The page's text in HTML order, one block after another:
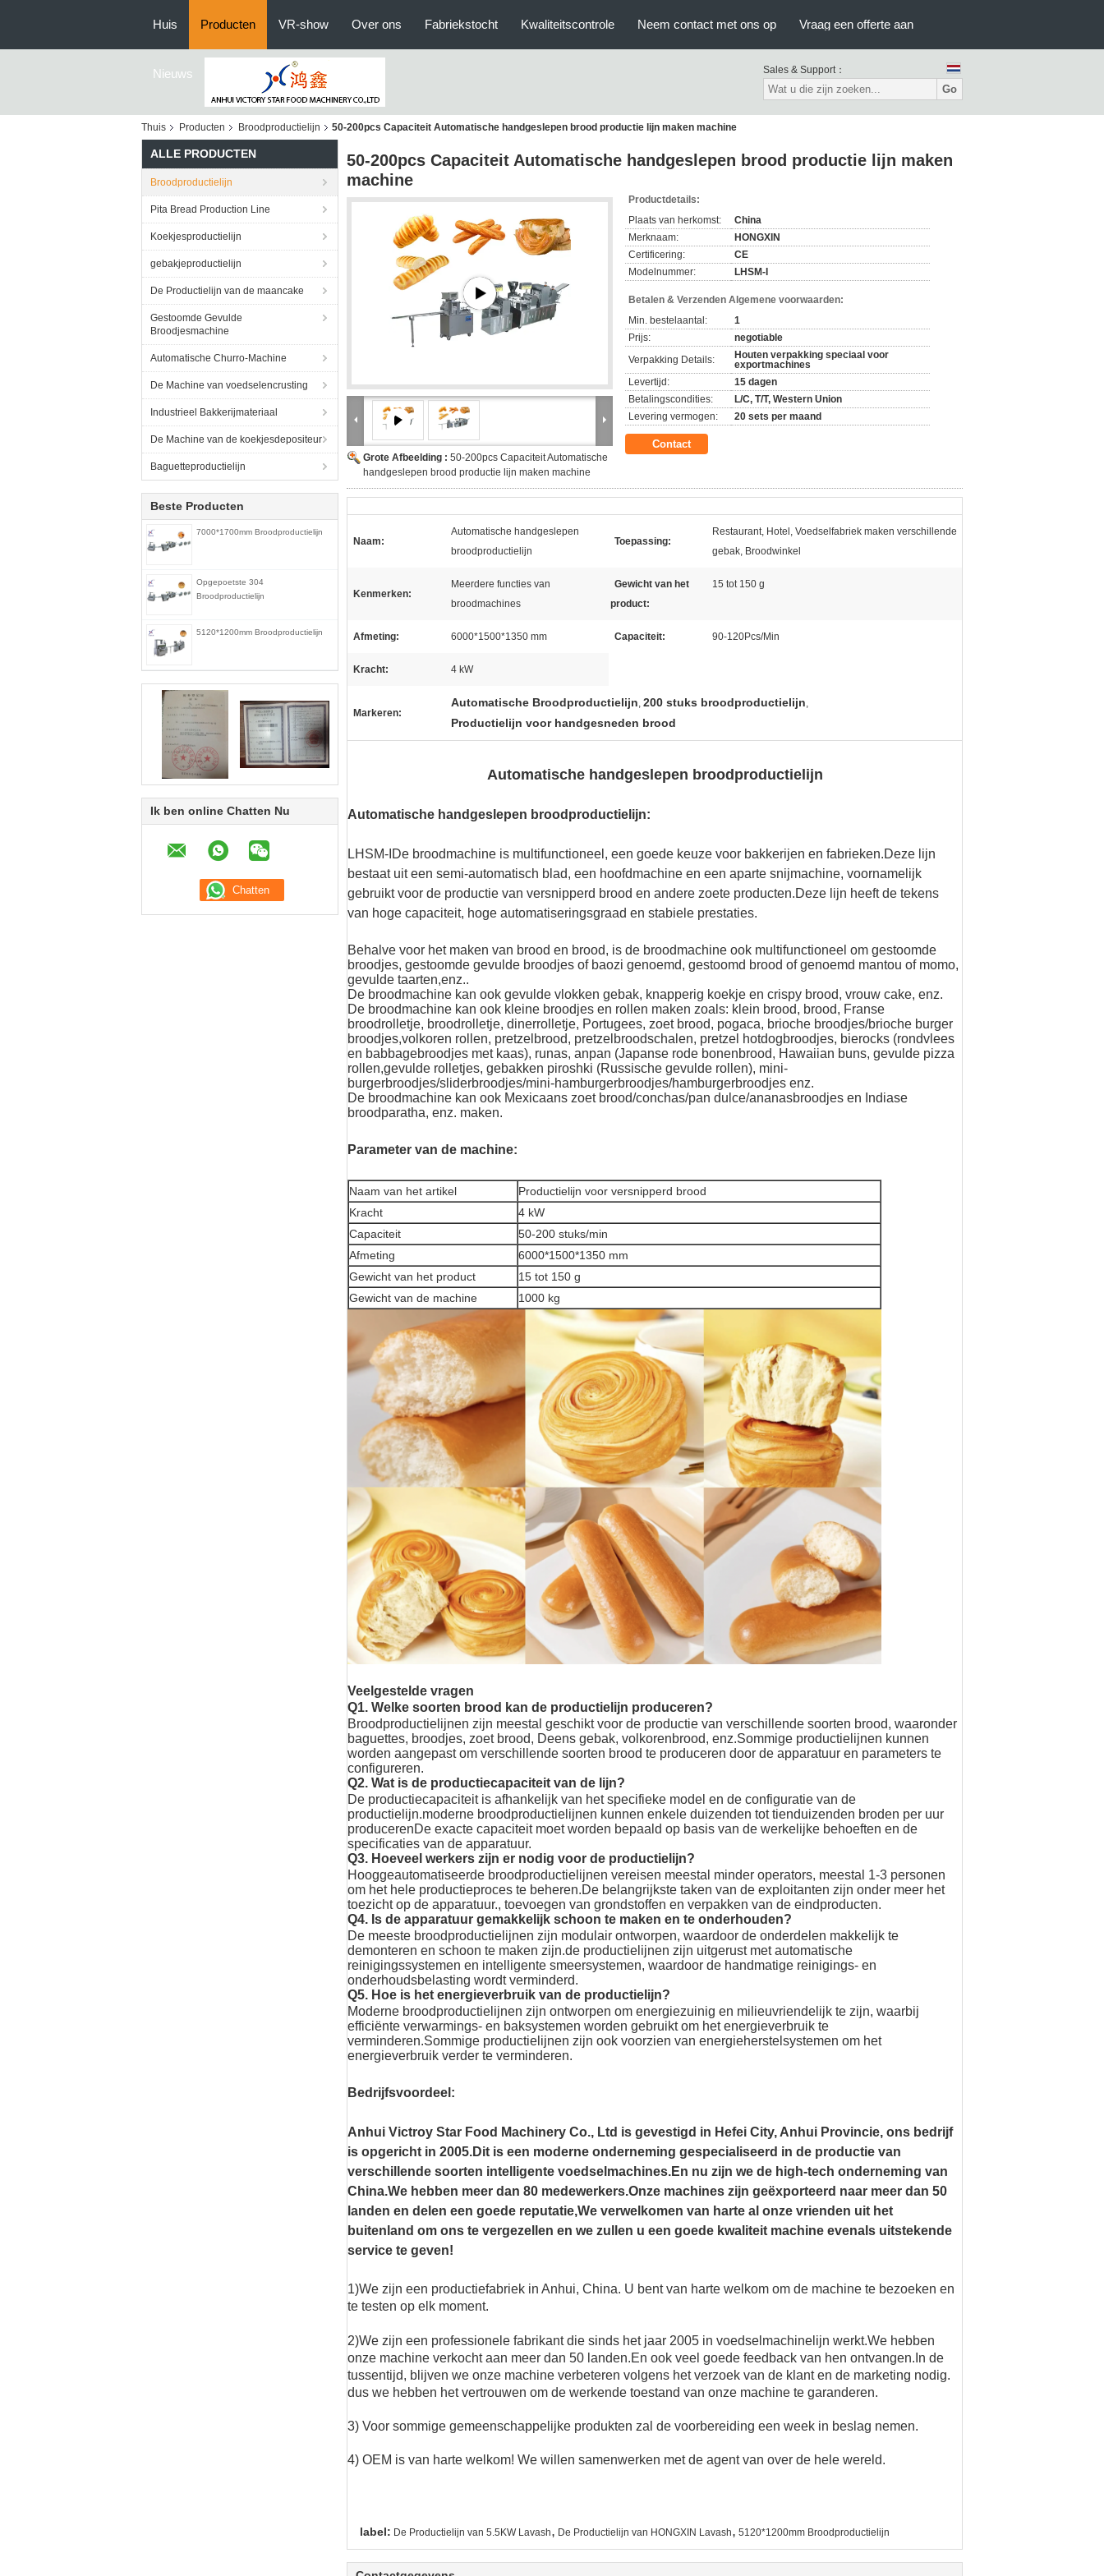
Huis Producten VR-show Over ons Fabriekstocht Kwaliteitscontrole Neem contact met ons op Vraag een offerte aan
Nieuws Sales & Support：
Go
Thuis Producten Broodproductielijn 50-200pcs Capaciteit Automatische handgeslepen brood productie lijn maken machine
ALLE PRODUCTEN
Broodproductielijn
Pita Bread Production Line
Koekjesproductielijn
gebakjeproductielijn
De Productielijn van de maancake
Gestoomde Gevulde
Broodjesmachine
Automatische Churro-Machine
De Machine van voedselencrusting
Industrieel Bakkerijmateriaal
De Machine van de koekjesdepositeur
Baguetteproductielijn
Beste Producten
7000*1700mm Broodproductielijn
Opgepoetste 304
Broodproductielijn
5120*1200mm Broodproductielijn
Ik ben online Chatten Nu
50-200pcs Capaciteit Automatische handgeslepen brood productie lijn maken
machine
Grote Afbeelding : 50-200pcs Capaciteit Automatische
handgeslepen brood productie lijn maken machine
Productdetails:
Plaats van herkomst:
China
Merknaam:
HONGXIN
Certificering:
CE
Modelnummer:
LHSM-I
Betalen & Verzenden Algemene voorwaarden:
Min. bestelaantal:
1
Prijs:
negotiable
Verpakking Details:
Houten verpakking speciaal voor
exportmachines
Levertijd:
15 dagen
Betalingscondities:
L/C, T/T, Western Union
Levering vermogen:
20 sets per maand
Contact
Naam:
Automatische handgeslepen
broodproductielijn
Toepassing:
Restaurant, Hotel, Voedselfabriek maken verschillende
gebak, Broodwinkel
Kenmerken:
Meerdere functies van
broodmachines
Gewicht van het
product:
15 tot 150 g
Afmeting: 6000*1500*1350 mm Capaciteit: 90-120Pcs/Min
Kracht: 4 kW
Markeren:
Automatische Broodproductielijn, 200 stuks broodproductielijn,
Productielijn voor handgesneden brood
Automatische handgeslepen broodproductielijn
Automatische handgeslepen broodproductielijn:
LHSM-I De broodmachine is multifunctioneel, een goede keuze voor bakkerijen en fabrieken.Deze lijn
bestaat uit een semi-automatisch blad, een hoofdmachine en een aparte snijmachine, voornamelijk
gebruikt voor de productie van versnipperd brood en andere zoete producten.Deze lijn heeft de tekens
van hoge capaciteit, hoge automatiseringsgraad en stabiele prestaties.
Behalve voor het maken van brood en brood, is de broodmachine ook multifunctioneel om gestoomde
broodjes, gestoomde gevulde broodjes of baozi genoemd, gestoomd brood of genoemd mantou of momo,
gevulde taarten,enz..
De broodmachine kan ook gevulde vlokken gebak, knapperig koekje en crispy brood, vrouw cake, enz.
De broodmachine kan ook kleine broodjes en rollen maken zoals: klein brood, brood, Franse
broodrolletje, broodrolletje, dinerrolletje, Portugees, zoet brood, pogaca, brioche broodjes/brioche burger
broodjes,volkoren rollen, pretzelbrood, pretzelbroodschalen, pretzel hotdogbroodjes, bierocks (rondvlees
en babbagebroodjes met kaas), runas, anpan (Japanse rode bonenbrood, Hawaiian buns, gevulde pizza
rollen,gevulde rolletjes, gebakken piroshki (Russische gevulde rollen), mini-
burgerbroodjes/sliderbroodjes/mini-hamburgerbroodjes/hamburgerbroodjes enz.
De broodmachine kan ook Mexicaans zoet brood/conchas/pan dulce/ananasbroodjes en Indiase
broodparatha, enz. maken.
Parameter van de machine:
Naam van het artikel
Productielijn voor versnipperd brood
Kracht
4 kW
Capaciteit
50-200 stuks/min
Afmeting
6000*1500*1350 mm
Gewicht van het product
15 tot 150 g
Gewicht van de machine
1000 kg
Veelgestelde vragen
Q1. Welke soorten brood kan de productielijn produceren?
Broodproductielijnen zijn meestal geschikt voor de productie van verschillende soorten brood, waaronder
baguettes, broodjes, zoet brood, Deens gebak, volkorenbrood, enz.Sommige productielijnen kunnen
worden aangepast om verschillende soorten brood te produceren door de apparatuur en parameters te
configureren.
Q2. Wat is de productiecapaciteit van de lijn?
De productiecapaciteit is afhankelijk van het specifieke model en de configuratie van de
productielijn.moderne broodproductielijnen kunnen enkele duizenden tot tienduizenden broden per uur
producerenDe exacte capaciteit moet worden bepaald op basis van de werkelijke behoeften en de
specificaties van de apparatuur.
Q3. Hoeveel werkers zijn er nodig voor de productielijn?
Hooggeautomatiseerde broodproductielijnen vereisen meestal minder operators, meestal 1-3 personen
om het hele productieproces te beheren.De belangrijkste taken van de exploitanten zijn onder meer het
toezicht op de apparatuur., toevoegen van grondstoffen en verpakken van de eindproducten.
Q4. Is de apparatuur gemakkelijk schoon te maken en te onderhouden?
De meeste broodproductielijnen zijn modulair ontworpen, waardoor de onderdelen makkelijk te
demonteren en schoon te maken zijn.de productielijnen zijn uitgerust met automatische
reinigingssystemen en intelligente smeersystemen, waardoor de handmatige reinigings- en
onderhoudsbelasting wordt verminderd.
Q5. Hoe is het energieverbruik van de productielijn?
Moderne broodproductielijnen zijn ontworpen om energiezuinig en milieuvriendelijk te zijn, waarbij
efficiënte verwarmings- en baksystemen worden gebruikt om het energieverbruik te
verminderen.Sommige productielijnen zijn ook voorzien van energieherstelsystemen om het
energieverbruik verder te verminderen.
Bedrijfsvoordeel:
Anhui Victroy Star Food Machinery Co., Ltd is gevestigd in Hefei City, Anhui Provincie, ons bedrijf
is opgericht in 2005.Dit is een moderne onderneming gespecialiseerd in de productie van
verschillende soorten intelligente voedselmachines.En nu zijn we de high-tech onderneming van
China.We hebben meer dan 80 medewerkers.Onze machines zijn geëxporteerd naar meer dan 50
landen en delen een goede reputatie,We verwelkomen van harte al onze vrienden uit het
buitenland om ons te vergezellen en we zullen u een goede kwaliteit machine evenals uitstekende
service te geven!
1)We zijn een productiefabriek in Anhui, China. U bent van harte welkom om de machine te bezoeken en
te testen op elk moment.
2)We zijn een professionele fabrikant die sinds het jaar 2005 in voedselmachinelijn werkt.We hebben
onze machine verkocht aan meer dan 50 landen.En ook veel goede feedback van hen ontvangen.In de
tussentijd, blijven we onze machine verbeteren volgens het verzoek van de klant en de marketing nodig.
dus we hebben het vertrouwen om de werkende toestand van onze machine te garanderen.
3) Voor sommige gemeenschappelijke produkten zal de voorbereiding een week in beslag nemen.
4) OEM is van harte welkom! We willen samenwerken met de agent van over de hele wereld.
label: De Productielijn van 5.5KW Lavash, De Productielijn van HONGXIN Lavash, 5120*1200mm Broodproductielijn